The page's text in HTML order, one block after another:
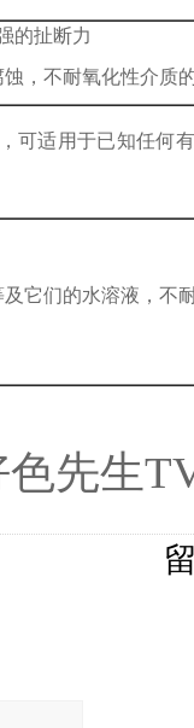
的扯断力
，不耐氧化性介质
可适用于已知任何
它们的水溶液，不
先生